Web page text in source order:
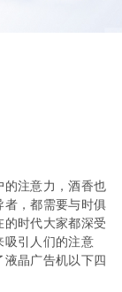
的注意力，酒香也
者，都需要与时俱
的时代大家都深受
吸引人们的注意
晶广告机以下四